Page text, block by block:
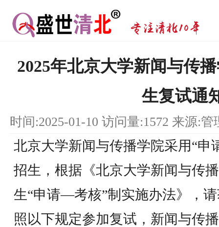
2025年北京大学新闻与传
生复试通
时间:2025-01-10 访问量:1572 来源:管
北京大学新闻与传播学院采用“
招生，根据《北京大学新闻与传
生“申请—考核”制实施办法》，
照以下规定参加复试，新闻与传